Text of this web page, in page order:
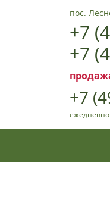
пос.
+7
+7
+7
ежедневно